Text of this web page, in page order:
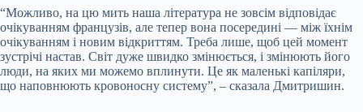
“Можливо, на цю мить наша література не зовсім відповідає
очікуванням французів, але тепер вона посередині — між їхнім
очікуванням і новим відкриттям. Треба лише, щоб цей момент
зустрічі настав. Світ дуже швидко змінюється, і змінюють його
люди, на яких ми можемо вплинути. Це як маленькі капіляри,
що наповнюють кровоносну систему”, – сказала Дмитришин.